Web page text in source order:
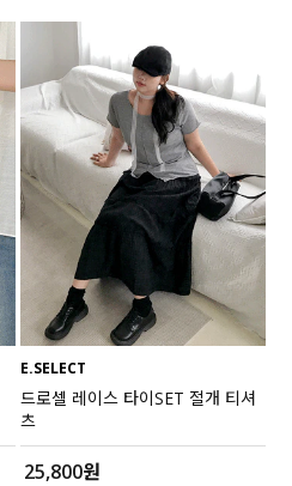
E.SELECT
드로셀 레이스 타이SET 절개 티셔
츠
25,800원